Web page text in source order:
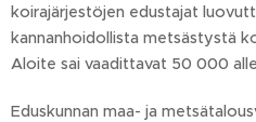
koirajärjestöjen edustajat
kannanhoidollista metsästystä
Aloite sai vaadittavat 50 000
Eduskunnan maa- ja